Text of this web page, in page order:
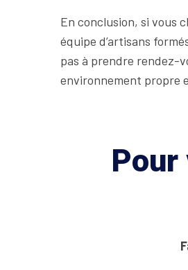
En conclusion, si vous
équipe d’artisans
pas à prendre rendez-
environnement propre
Pour